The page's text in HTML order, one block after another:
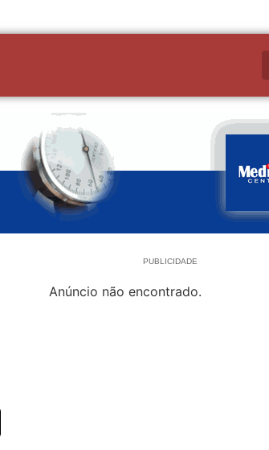
PUBLICIDADE
Anúncio não encontrado.